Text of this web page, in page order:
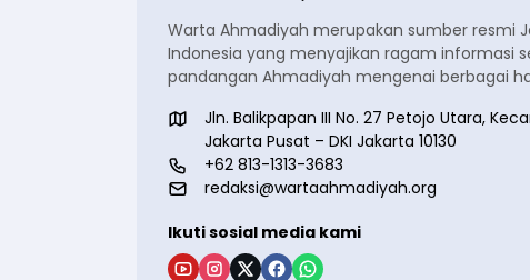
Warta Ahmadiyah merupakan sumber resmi
Indonesia yang menyajikan ragam informasi
pandangan Ahmadiyah mengenai berbagai
Jln. Balikpapan III No. 27 Petojo Utara,
Jakarta Pusat – DKI Jakarta 10130
+62 813-1313-3683
redaksi@wartaahmadiyah.org
Ikuti sosial media kami